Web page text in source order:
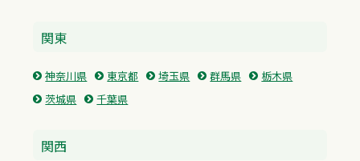
関東
神奈川県 東京都 埼玉県 群馬県
栃木県
茨城県
千葉県
関西